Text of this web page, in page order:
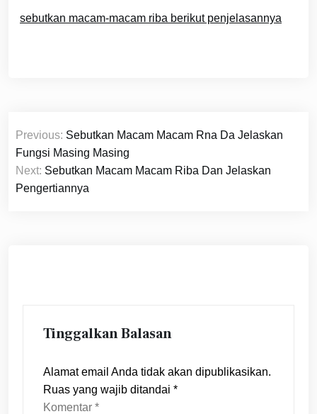
sebutkan macam-macam riba berikut penjelasannya
Navigasi
pos
Previous: Sebutkan Macam Macam Rna Da Jelaskan
Fungsi Masing Masing
Next: Sebutkan Macam Macam Riba Dan Jelaskan
Pengertiannya
Tinggalkan Balasan
Alamat email Anda tidak akan dipublikasikan.
Ruas yang wajib ditandai *
Komentar *